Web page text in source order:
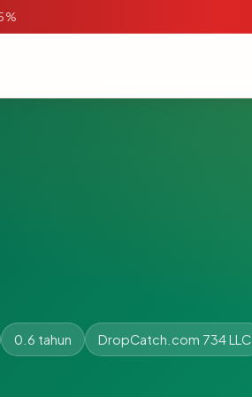
0.6 tahun DropCatch.com 734 LLC